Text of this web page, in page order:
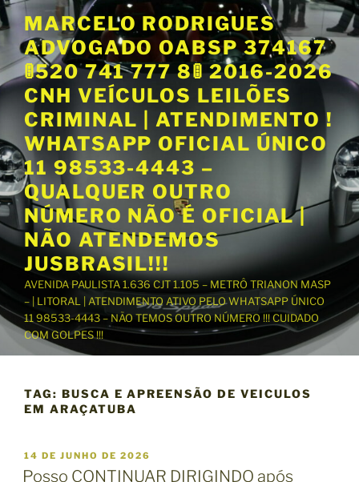
P
u
a
r
r
a
o
c
o
n
t
ú
d
MARCELO RODRIGUES
ADVOGADO OABSP 374167
🚦520 741 777 8🚦 2016-2026
CNH VEÍCULOS LEILÕES
CRIMINAL | ATENDIMENTO !
WHATSAPP OFICIAL ÚNICO
11 98533-4443 –
QUALQUER OUTRO
NÚMERO NÃO É OFICIAL |
NÃO ATENDEMOS
JUSBRASIL!!!
AVENIDA PAULISTA 1.636 CJT 1.105 – METRÔ TRIANON MASP
– | LITORAL | ATENDIMENTO ATIVO PELO WHATSAPP ÚNICO
11 98533-4443 – NÃO TEMOS OUTRO NÚMERO !!! CUIDADO
COM GOLPES !!!
TAG: BUSCA E APREENSÃO DE VEICULOS
EM ARAÇATUBA
P
U
14 DE JUNHO DE 2026
Posso CONTINUAR DIRIGINDO após